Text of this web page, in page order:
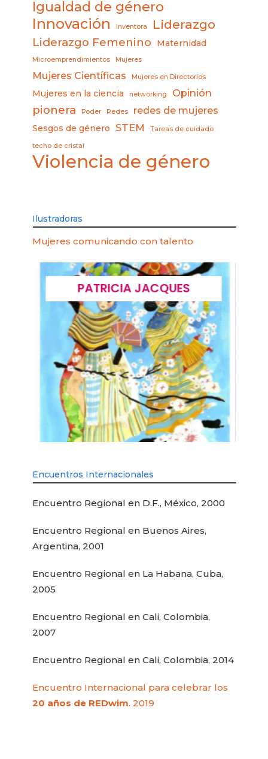
Igualdad de género
Innovación Inventora Liderazgo
Liderazgo Femenino Maternidad
Microemprendimientos Mujeres
Mujeres Científicas Mujeres en Directorios
Mujeres en la ciencia networking Opinión
pionera Poder Redes redes de mujeres
Sesgos de género STEM Tareas de cuidado
techo de cristal
Violencia de género
Ilustradoras
Mujeres comunicando con talento
PATRICIA JACQUES
Encuentros Internacionales
Encuentro Regional en D.F., México, 2000
Encuentro Regional en Buenos Aires,
Argentina, 2001
Encuentro Regional en La Habana, Cuba,
2005
Encuentro Regional en Cali, Colombia,
2007
Encuentro Regional en Cali, Colombia, 2014
Encuentro Internacional para celebrar los
20 años de REDwim. 2019